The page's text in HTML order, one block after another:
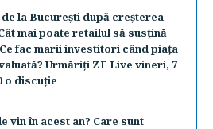
la Bucureşti după creşterea
mai poate retailul să susţină
fac marii investitori când piaţa
Urmăriţi ZF Live vineri, 7
o discuţie
vin în acest an? Care sunt